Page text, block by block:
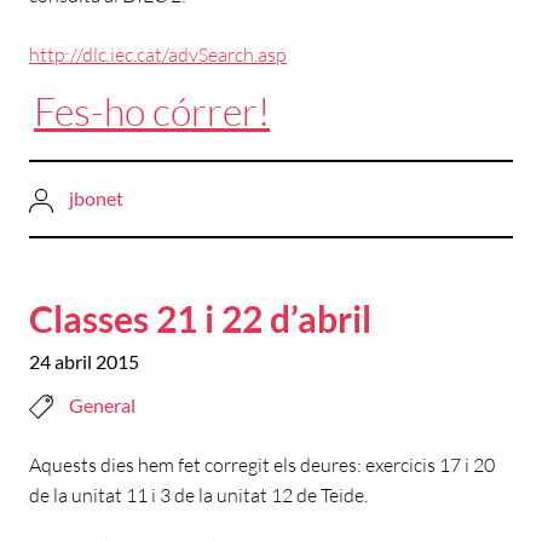
http://dlc.iec.cat/advSearch.asp
Fes-ho córrer!
jbonet
Classes 21 i 22 d’abril
24 abril 2015
General
Aquests dies hem fet corregit els deures: exercicis 17 i 20
de la unitat 11 i 3 de la unitat 12 de Teide.